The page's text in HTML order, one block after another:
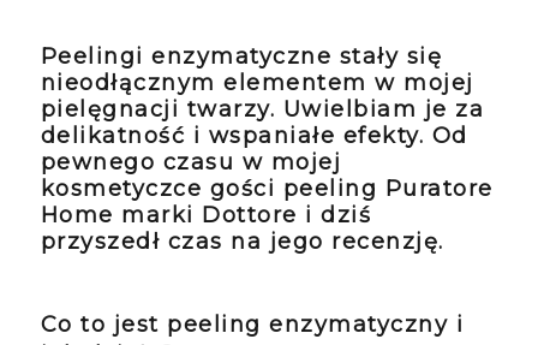
Peelingi enzymatyczne stały się
nieodłącznym elementem w mojej
pielęgnacji twarzy. Uwielbiam je za
delikatność i wspaniałe efekty. Od
pewnego czasu w mojej
kosmetyczce gości peeling Puratore
Home marki Dottore i dziś
przyszedł czas na jego recenzję.
Co to jest peeling enzymatyczny i